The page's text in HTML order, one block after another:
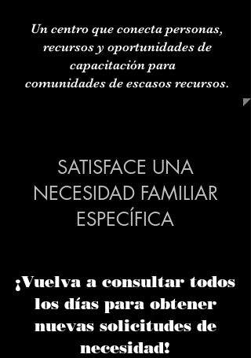
Un centro que conecta personas,
recursos y oportunidades de
capacitación para
comunidades de escasos recursos.
SATISFACE UNA
NECESIDAD FAMILIAR
ESPECÍFICA
¡Vuelva a consultar todos
los días para obtener
nuevas solicitudes de
necesidad!